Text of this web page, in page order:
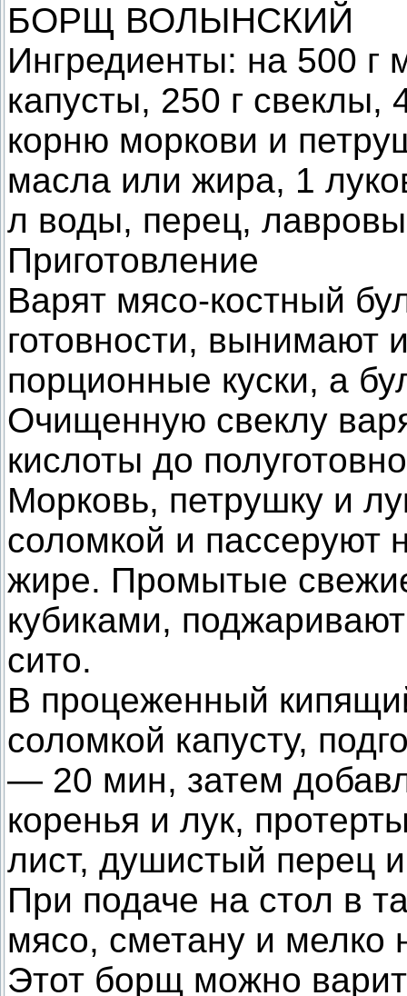
БОРЩ ВОЛЫНСКИЙ
Ингредиенты: на 500 г
капусты, 250 г
корню моркови и
масла или жира, 1
л воды, перец,
Приготовление
Варят мясо-костный
готовности, вынимают
порционные куски, а
Очищенную свеклу
кислоты до
Морковь, петрушку и
соломкой и пассеруют
жире. Промытые
кубиками,
сито.
В процеженный
соломкой капусту,
— 20 мин, затем
коренья и лук,
лист, душистый перец
При подаче на стол в
мясо, сметану и мелко
Этот борщ можно